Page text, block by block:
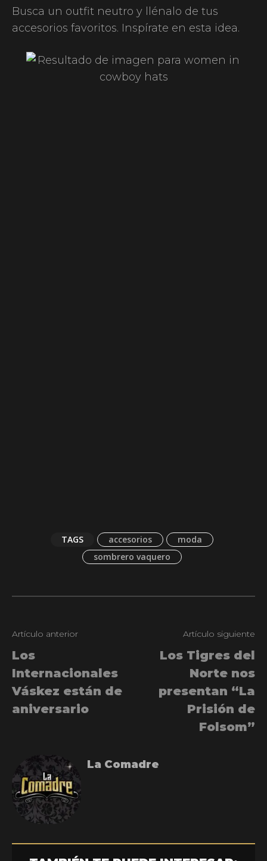
Busca un outfit neutro y llénalo de tus
accesorios favoritos. Inspírate en esta idea.
TAGS accesorios
moda
sombrero vaquero
Artículo anterior
Los
Internacionales
Váskez están de
aniversario
Artículo siguiente
Los Tigres del
Norte nos
presentan “La
Prisión de
Folsom”
La Comadre